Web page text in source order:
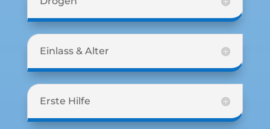
Einlass & Alter
Erste Hilfe